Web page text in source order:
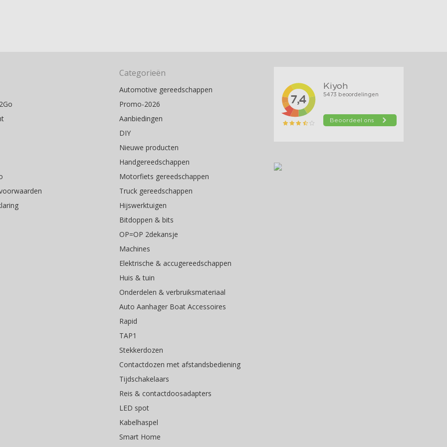
Categorieën
Automotive gereedschappen
Promo-2026
Aanbiedingen
DIY
Nieuwe producten
Handgereedschappen
Motorfiets gereedschappen
Truck gereedschappen
Hijswerktuigen
Bitdoppen & bits
OP=OP 2dekansje
Machines
Elektrische & accugereedschappen
Huis & tuin
Onderdelen & verbruiksmateriaal
Auto Aanhager Boat Accessoires
Rapid
TAP1
Stekkerdozen
Contactdozen met afstandsbediening
Tijdschakelaars
Reis & contactdoosadapters
LED spot
Kabelhaspel
Smart Home